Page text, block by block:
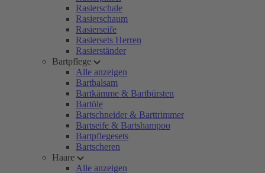
Rasierschale
Rasierschaum
Rasierseife
Rasiersets Herren
Rasierständer
Bartpflege
Alle anzeigen
Bartbalsam
Bartkämme & Bartbürsten
Bartöle
Bartschneider & Barttrimmer
Bartseife & Bartshampoo
Bartpflegesets
Bartscheren
Haare
Alle anzeigen